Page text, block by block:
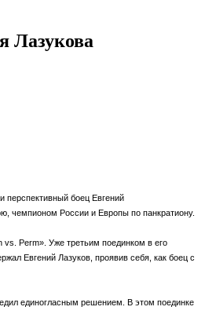
Лазукова
перспективный боец Евгений
чемпионом России и Европы по панкратиону.
Perm». Уже третьим поединком в его
Евгений Лазуков, проявив себя, как боец с
единогласным решением. В этом поединке